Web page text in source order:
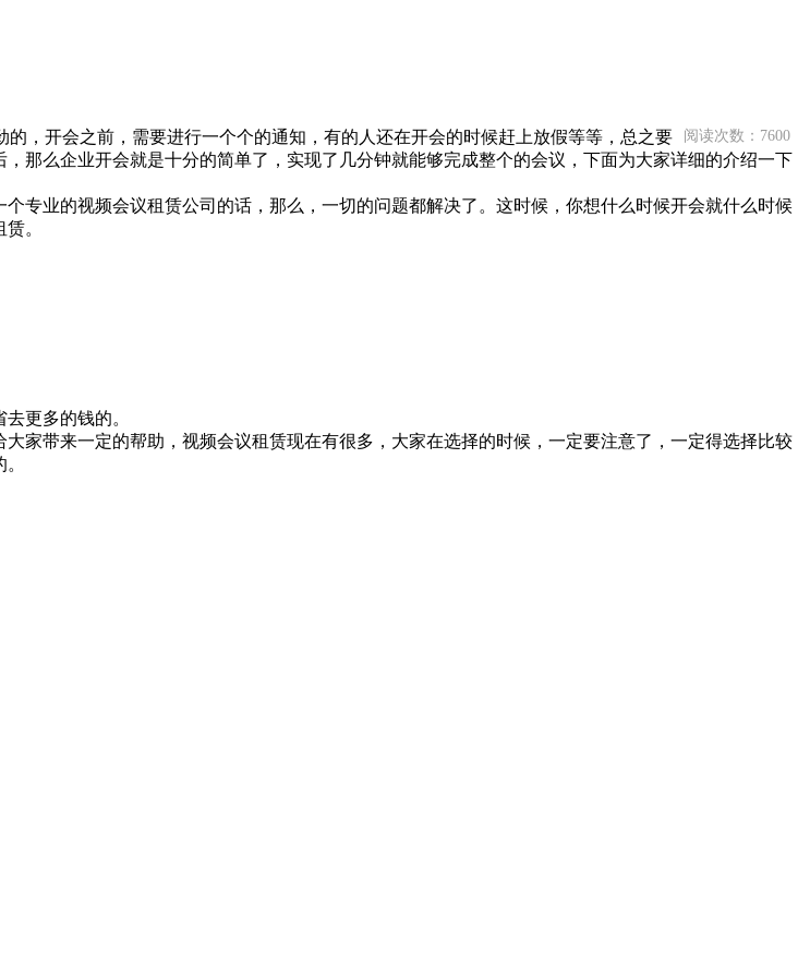
阅读次数：7600
，开会之前，需要进行一个个的通知，有的人还在开会的时候赶上放假等等，总之要
，那么企业开会就是十分的简单了，实现了几分钟就能够完成整个的会议，下面为大家详细的介绍一下
专业的视频会议租赁公司的话，那么，一切的问题都解决了。这时候，你想什么时候开会就什么时候
。
更多的钱的。
家带来一定的帮助，视频会议租赁现在有很多，大家在选择的时候，一定要注意了，一定得选择比较